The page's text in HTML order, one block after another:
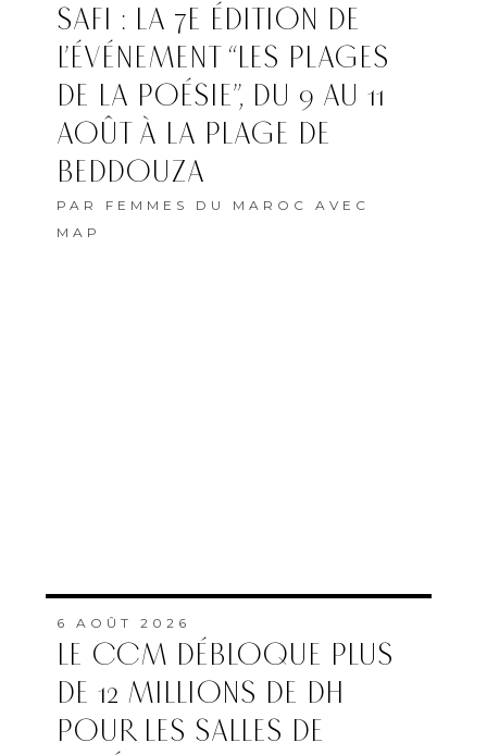
SAFI : LA 7E ÉDITION DE
L’ÉVÉNEMENT “LES PLAGES
DE LA POÉSIE”, DU 9 AU 11
AOÛT À LA PLAGE DE
BEDDOUZA
PAR FEMMES DU MAROC AVEC
MAP
6 AOÛT 2026
LE CCM DÉBLOQUE PLUS
DE 12 MILLIONS DE DH
POUR LES SALLES DE